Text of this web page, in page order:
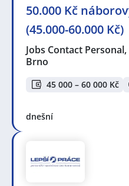
50.000 Kč
(45.000-60.000 Kč)
Jobs Contact
Brno
45 000 – 60 000 Kč
dnešní